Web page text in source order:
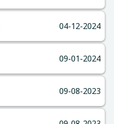
04-12-2024
09-01-2024
09-08-2023